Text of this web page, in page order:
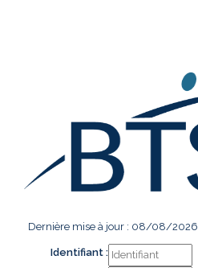
Dernière mise à jour : 08/08/2026
Identifiant :